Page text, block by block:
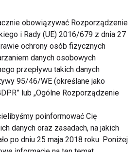
soku owocowego (0,5), 180
(1).
KATE WINSLET
obowiązywać Rozporządzenie
i Rady (UE) 2016/679 z dnia 27
ochrony osób fizycznych
danych osobowych
przepływu takich danych
95/46/WE (określane jako
lub „Ogólne Rozporządzenie
poinformować Cię
danych oraz zasadach, na jakich
po dniu 25 maja 2018 roku. Poniżej